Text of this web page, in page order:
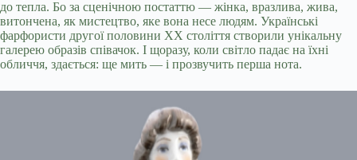
до тепла. Бо за сценічною постаттю — жінка, вразлива, жива,
витончена, як мистецтво, яке вона несе людям. Українські
фарфористи другої половини ХХ століття створили унікальну
галерею образів співачок. І щоразу, коли світло падає на їхні
обличчя, здається: ще мить — і прозвучить перша нота.